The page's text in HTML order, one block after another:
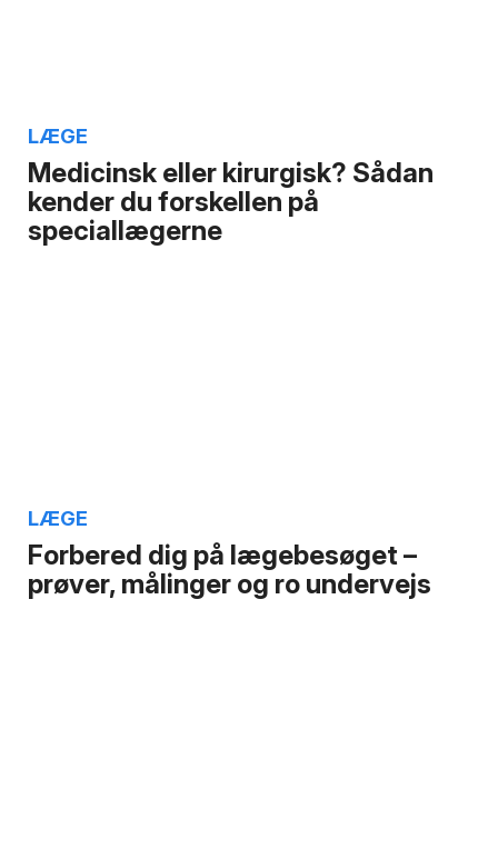
Medicinsk eller kirurgisk? Sådan
kender du forskellen på
speciallægerne
LÆGE
Forbered dig på lægebesøget –
prøver, målinger og ro undervejs
LÆGE